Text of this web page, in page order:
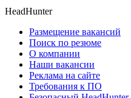
HeadHunter
Размещение вакансий
Поиск по резюме
О компании
Наши вакансии
Реклама на сайте
Требования к ПО